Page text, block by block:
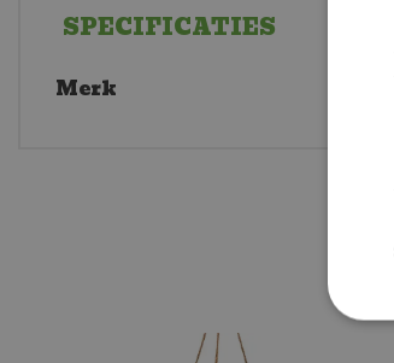
SPECIFICATIES
Merk